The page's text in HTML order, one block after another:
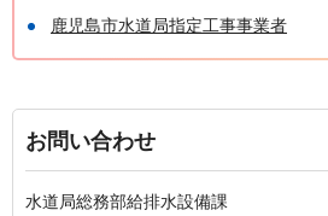
鹿児島市水道局指定工事事業者
お問い合わせ
水道局総務部給排水設備課